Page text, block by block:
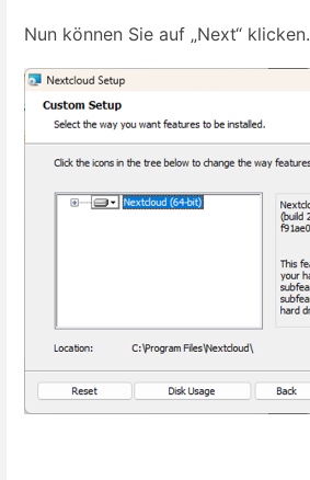
Nun können Sie auf „Next“ klicken.